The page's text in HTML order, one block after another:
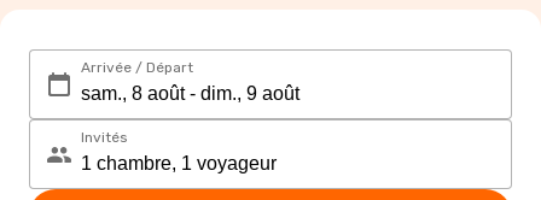
Arrivée / Départ
Invités